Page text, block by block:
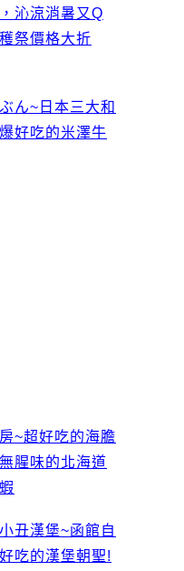
沁涼消暑又Q
祭價格大折
ん~日本三大和
好吃的米澤牛
~超好吃的海膽
腥味的北海道
丑漢堡~函館自
吃的漢堡朝聖!